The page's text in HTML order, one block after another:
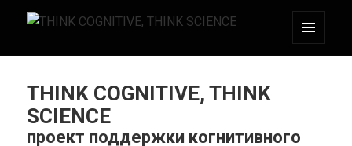
THINK COGNITIVE, THINK SCIENCE
THINK COGNITIVE, THINK
SCIENCE
проект поддержки когнитивного